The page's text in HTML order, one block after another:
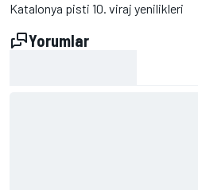
Katalonya pisti 10. viraj yenilikleri
Yorumlar